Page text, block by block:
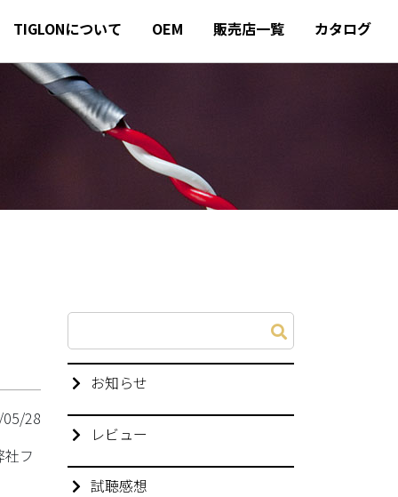
TIGLONについて OEM 販売店一覧 カタログ
28
フ
お知らせ
レビュー
試聴感想